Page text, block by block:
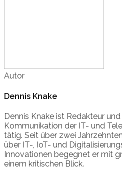
Autor
Dennis Knake
Dennis Knake ist Redakteur
Kommunikation der IT- und
tätig. Seit über zwei
über IT-, IoT- und
Innovationen begegnet er mit
einem kritischen Blick.